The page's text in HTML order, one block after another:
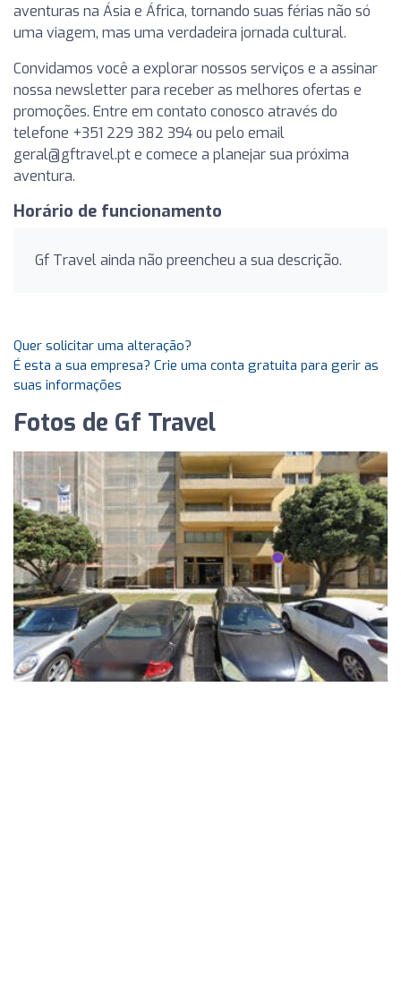
aventuras na Ásia e África, tornando suas férias não só
uma viagem, mas uma verdadeira jornada cultural.
Convidamos você a explorar nossos serviços e a assinar
nossa newsletter para receber as melhores ofertas e
promoções. Entre em contato conosco através do
telefone +351 229 382 394 ou pelo email
geral@gftravel.pte comece a planejar sua próxima
aventura.
Horário de funcionamento
Gf Travel ainda não preencheu a sua descrição.
Quer solicitar uma alteração?
É esta a sua empresa? Crie uma conta gratuita para gerir as
suas informações
Fotos de Gf Travel